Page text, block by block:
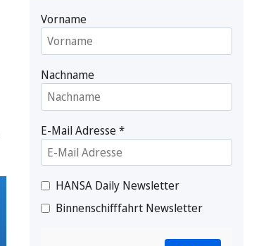
Vorname
Nachname
E-Mail Adresse*
HANSA Daily Newsletter
Binnenschifffahrt Newsletter